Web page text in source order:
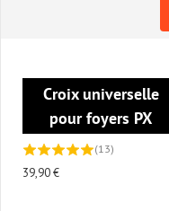
Croix universelle
pour foyers PX
(13)
39,90 €